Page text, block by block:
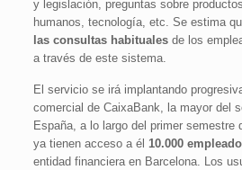
y legislación, preguntas sobre
humanos, tecnología, etc. Se estima
las consultas habituales de los
a través de este sistema.
El servicio se irá implantando
comercial de CaixaBank, la mayor del
España, a lo largo del primer semestre
ya tienen acceso a él10.000
entidad financiera en Barcelona. Los